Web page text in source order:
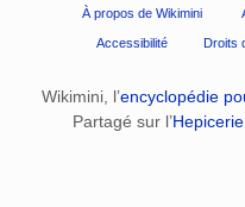
À propos de Wikimini
Accessibilité Droits
Wikimini, l’encyclopédie
Partagé sur l’